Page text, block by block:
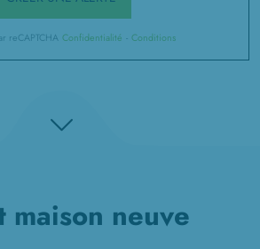
reCAPTCHA Confidentialité - Conditions
maison neuve